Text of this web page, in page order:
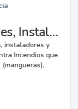
Fabricantes, Reparadores, Instaladores y Mantenedores de Instalaciones Fijas contra Incendios.
instaladores y
Incendios que